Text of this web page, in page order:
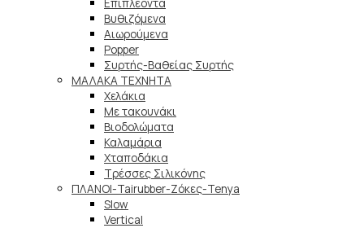
Επιπλεόντα
Βυθιζόμενα
Αιωρούμενα
Popper
Συρτής-Βαθείας Συρτής
ΜΑΛΑΚΑ TEXNHTA
Χελάκια
Με τακουνάκι
Βιοδολώματα
Καλαμάρια
Χταποδάκια
Τρέσσες Σιλικόνης
ΠΛΑΝΟΙ-Tairubber-Ζόκες-Tenya
Slow
Vertical